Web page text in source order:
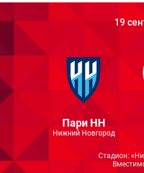
19
Пари НН
Нижний Новгород
Стадион: